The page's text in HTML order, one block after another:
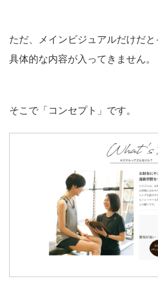
ただ、メインビジュアルだけだと
具体的な内容が入ってきません。
そこで「コンセプト」です。